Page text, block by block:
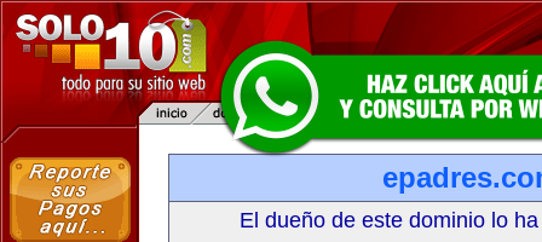
El dueño de este dominio lo